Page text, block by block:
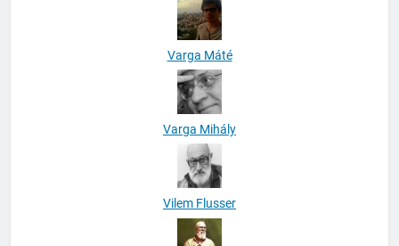
Varga Máté
Varga Mihály
Vilem Flusser